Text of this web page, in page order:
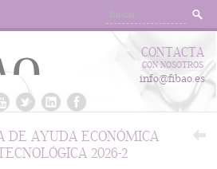
CONTACTA
CON NOSOTROS
info@fibao.es
DE AYUDA ECONÓMICA
2026-2